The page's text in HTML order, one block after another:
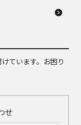
ています。お困り
せ